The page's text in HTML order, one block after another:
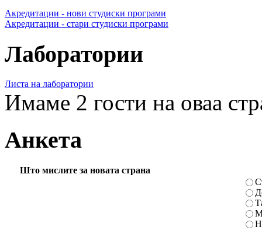
Акредитации - нови студиски програми
Акредитации - стари студиски програми
Лаборатории
Листа на лаборатории
Имаме 2 гости на оваа
Анкета
Што мислите за новата страна